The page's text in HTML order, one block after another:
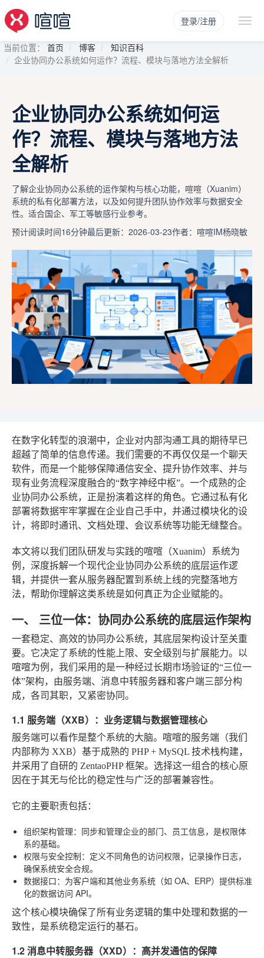
登录/注册
当前位置： 首页 博客
知识百科
企业协同办公系统如何运作？流程、模块与落地方法全解析
企业协同办公系统如何运
作？流程、模块与落地方法
全解析
了解企业协同办公系统的运作架构与核心功能，喧喧（Xuanim）
系统的私有化部署方法，以及如何提升团队协作效率与数据安全
性。适合国企、军工等敏感行业参考。
预计阅读时间16分钟最后更新：2026-03-23作者：喧喧IM杨晓敏
在数字化转型的浪潮中，企业对内部沟通工具的期待早已
超越了简单的信息传递。我们需要的不再仅仅是一个聊天
软件，而是一个能够保障通信安全、提升协作效率、并与
现有业务流程深度融合的“数字神经中枢”。一个成熟的企
业协同办公系统，正是扮演着这样的角色。它通过私有化
部署将数据牢牢掌握在企业自己手中，并通过模块化的设
计，将即时通讯、文档处理、会议系统等功能无缝整合。
本文将以我们团队研发与实践的喧喧（Xuanim）系统为
例，深度拆解一个现代企业协同办公系统的底层运作逻
辑，并提供一套从服务器配置到系统上线的完整落地方
法，帮助你理解这类系统是如何真正为企业赋能的。
一、 三位一体：协同办公系统的底层运作架构
一套稳定、高效的协同办公系统，其底层架构设计至关重
要。它决定了系统的性能上限、安全级别与扩展能力。以
喧喧为例，我们采用的是一种经过长期市场验证的“三位一
体”架构，由服务端、消息中转服务器和客户端三部分构
成，各司其职，又紧密协同。
1.1 服务端（XXB）：业务逻辑与数据管理核心
服务端可以看作是整个系统的大脑。喧喧的服务端（我们
内部称为 XXB）基于成熟的 PHP + MySQL 技术栈构建，
并采用了自研的 ZentaoPHP 框架。选择这一组合的核心原
因在于其无与伦比的稳定性与广泛的部署兼容性。
它的主要职责包括：
组织架构管理：同步和管理企业的部门、员工信息，是权限体
系的基础。
权限与安全控制：定义不同角色的访问权限，记录操作日志，
确保系统安全合规。
数据接口：为客户端和其他业务系统（如 OA、ERP）提供标准
化的数据访问 API。
这个核心模块确保了所有业务逻辑的集中处理和数据的一
致性，是系统稳定运行的基石。
1.2 消息中转服务器（XXD）：高并发通信的保障